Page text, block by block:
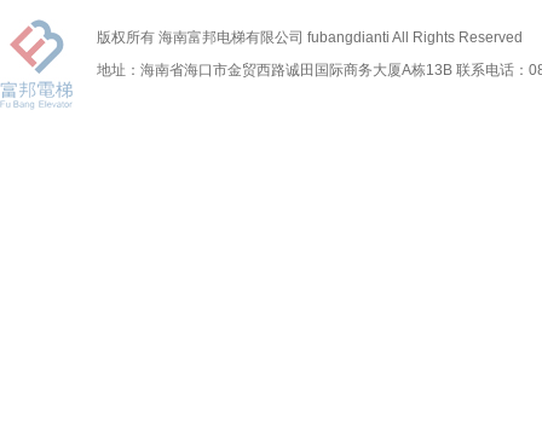
版权所有 海南富邦电梯有限公司 fubangdianti All Rights Reserved
地址：海南省海口市金贸西路诚田国际商务大厦A栋13B 联系电话